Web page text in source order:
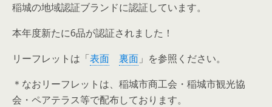
稲城の地域認証ブランドに認証しています。
本年度新たに6品が認証されました！
リーフレットは「表面 裏面 」を参照ください。
＊なおリーフレットは、稲城市商工会・稲城市観光協
会・ペアテラス等で配布しております。